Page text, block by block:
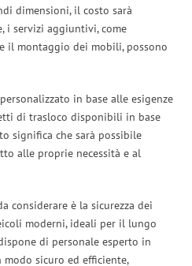
dimensioni, il costo sarà
i servizi aggiuntivi, come
il montaggio dei mobili, possono
in base alle esigenze
di trasloco disponibili in base
significa che sarà possibile
alle proprie necessità e al
considerare è la sicurezza dei
moderni, ideali per il lungo
di personale esperto in
sicuro ed efficiente,